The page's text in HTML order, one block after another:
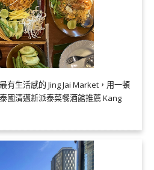
有生活感的 Jing Jai Market，用一頓
國清邁新派泰菜餐酒館推薦 Kang